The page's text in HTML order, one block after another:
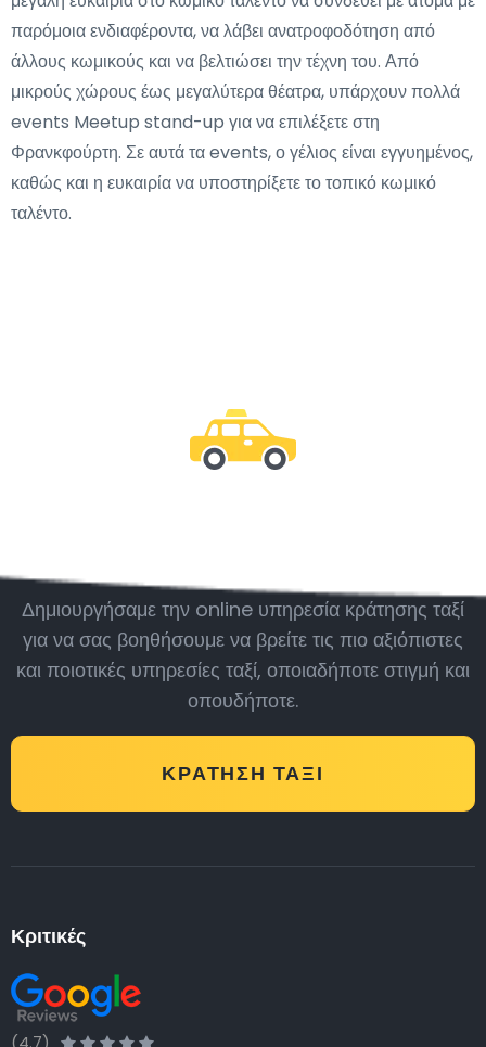
παρόμοια ενδιαφέροντα, να λάβει ανατροφοδότηση από
άλλους κωμικούς και να βελτιώσει την τέχνη του. Από
μικρούς χώρους έως μεγαλύτερα θέατρα, υπάρχουν πολλά
events Meetup stand-up για να επιλέξετε στη
Φρανκφούρτη. Σε αυτά τα events, ο γέλιος είναι εγγυημένος,
καθώς και η ευκαιρία να υποστηρίξετε το τοπικό κωμικό
ταλέντο.
Δημιουργήσαμε την online υπηρεσία κράτησης ταξί
για να σας βοηθήσουμε να βρείτε τις πιο αξιόπιστες
και ποιοτικές υπηρεσίες ταξί, οποιαδήποτε στιγμή και
οπουδήποτε.
ΚΡΆΤΗΣΗ ΤΑΞΊ
Κριτικές
(4.7)